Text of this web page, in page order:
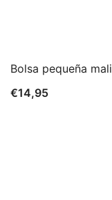
Bolsa pequeña mali
€14,95